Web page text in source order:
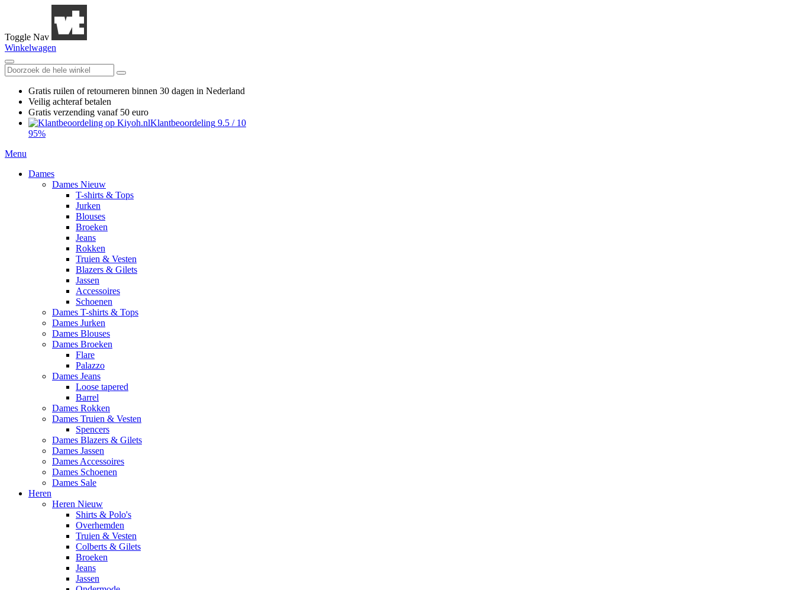
Toggle Nav
Winkelwagen
Gratis ruilen of retourneren binnen 30 dagen in Nederland
Veilig achteraf betalen
Gratis verzending vanaf 50 euro
Klantbeoordeling 9.5 / 10
95%
Menu
Dames
Dames Nieuw
T-shirts & Tops
Jurken
Blouses
Broeken
Jeans
Rokken
Truien & Vesten
Blazers & Gilets
Jassen
Accessoires
Schoenen
Dames T-shirts & Tops
Dames Jurken
Dames Blouses
Dames Broeken
Flare
Palazzo
Dames Jeans
Loose tapered
Barrel
Dames Rokken
Dames Truien & Vesten
Spencers
Dames Blazers & Gilets
Dames Jassen
Dames Accessoires
Dames Schoenen
Dames Sale
Heren
Heren Nieuw
Shirts & Polo's
Overhemden
Truien & Vesten
Colberts & Gilets
Broeken
Jeans
Jassen